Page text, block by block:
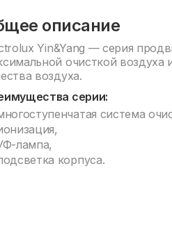
описание
Yin&Yang — серия
очисткой
воздуха.
серии:
система
лампа,
корпуса.